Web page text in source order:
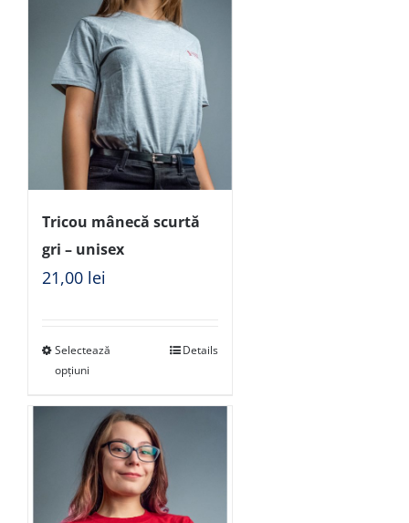
Tricou mânecă scurtă
gri – unisex
21,00 lei
Selectează
opțiuni
Details